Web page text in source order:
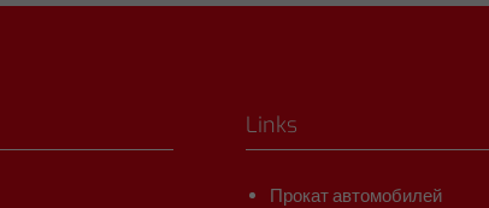
Links
Прокат автомобилей